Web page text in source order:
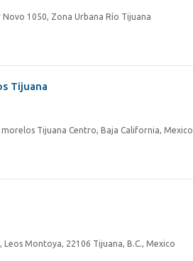
Novo 1050, Zona Urbana Río Tijuana
Tijuana
morelos Tijuana Centro, Baja California, Mexico
Leos Montoya, 22106 Tijuana, B.C., Mexico